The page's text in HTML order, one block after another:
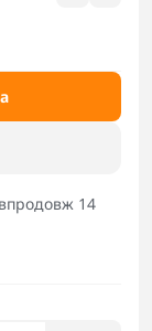
14